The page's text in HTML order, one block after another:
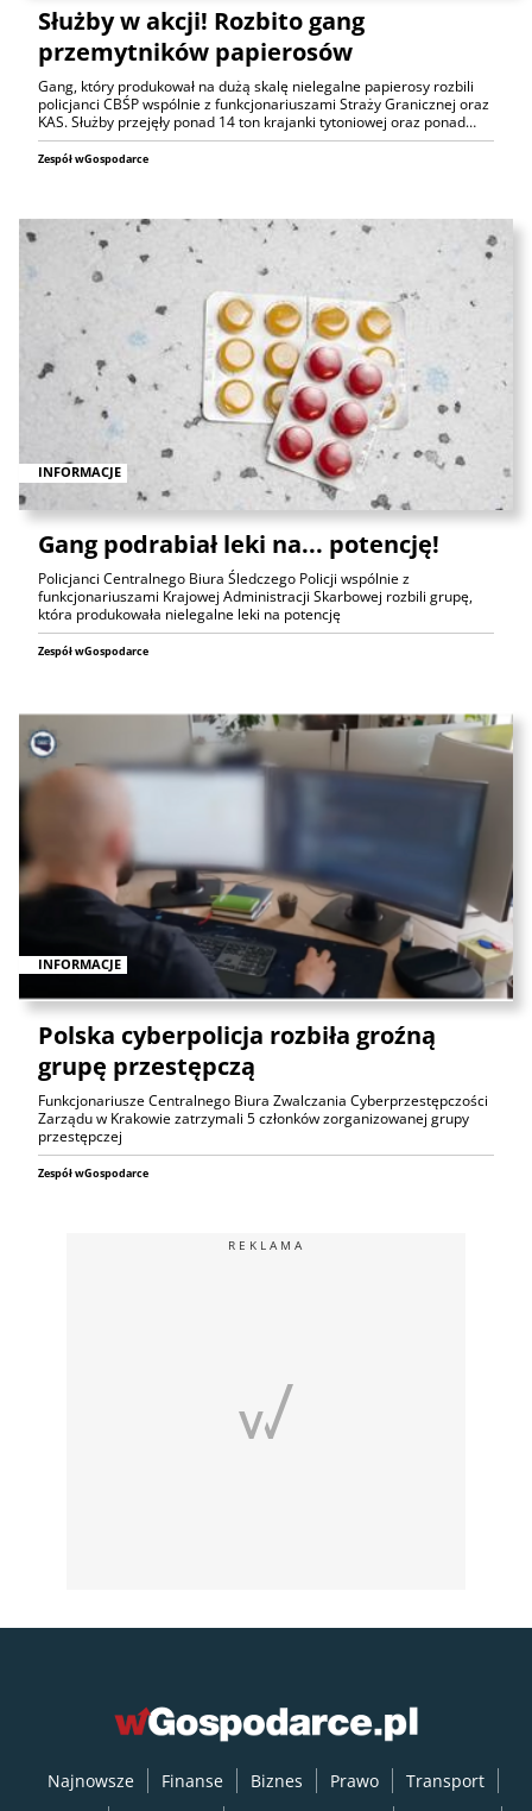
Służby w akcji! Rozbito gang
przemytników papierosów
Gang, który produkował na dużą skalę nielegalne papierosy rozbili
policjanci CBŚP wspólnie z funkcjonariuszami Straży Granicznej oraz
KAS. Służby przejęły ponad 14 ton krajanki tytoniowej oraz ponad…
Zespół wGospodarce
INFORMACJE
Gang podrabiał leki na... potencję!
Policjanci Centralnego Biura Śledczego Policji wspólnie z
funkcjonariuszami Krajowej Administracji Skarbowej rozbili grupę,
która produkowała nielegalne leki na potencję
Zespół wGospodarce
INFORMACJE
Polska cyberpolicja rozbiła groźną
grupę przestępczą
Funkcjonariusze Centralnego Biura Zwalczania Cyberprzestępczości
Zarządu w Krakowie zatrzymali 5 członków zorganizowanej grupy
przestępczej
Zespół wGospodarce
REKLAMA
Najnowsze Finanse Biznes Prawo
Transport